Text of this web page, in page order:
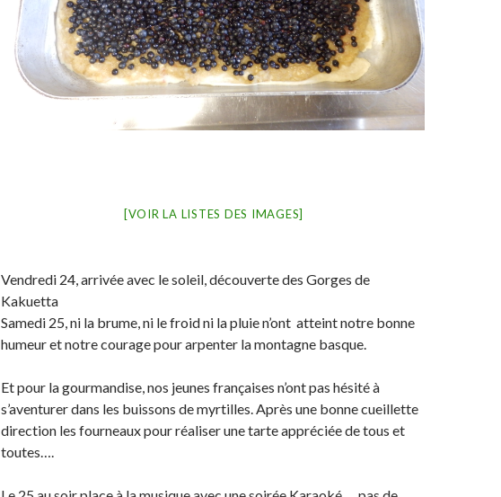
[VOIR LA LISTES DES IMAGES]
Vendredi 24, arrivée avec le soleil, découverte des Gorges de
Kakuetta
Samedi 25, ni la brume, ni le froid ni la pluie n’ont atteint notre bonne
humeur et notre courage pour arpenter la montagne basque.
Et pour la gourmandise, nos jeunes françaises n’ont pas hésité à
s’aventurer dans les buissons de myrtilles. Après une bonne cueillette
direction les fourneaux pour réaliser une tarte appréciée de tous et
toutes….